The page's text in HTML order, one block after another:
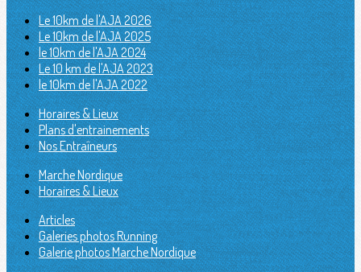
Le 10km de l'AJA 2026
Le 10km de l'AJA 2025
le 10km de l'AJA 2024
Le 10 km de l'AJA 2023
le 10km de l'AJA 2022
Horaires & Lieux
Plans d'entrainements
Nos Entraîneurs
Marche Nordique
Horaires & Lieux
Articles
Galeries photos Running
Galerie photos Marche Nordique